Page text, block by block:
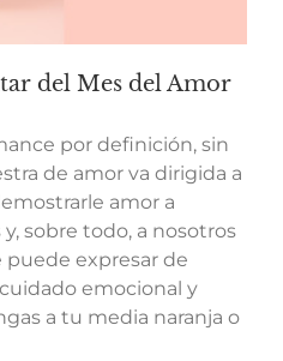
del Mes del Amor
por definición, sin
de amor va dirigida a
amor a
sobre todo, a nosotros
puede expresar de
emocional y
a tu media naranja o